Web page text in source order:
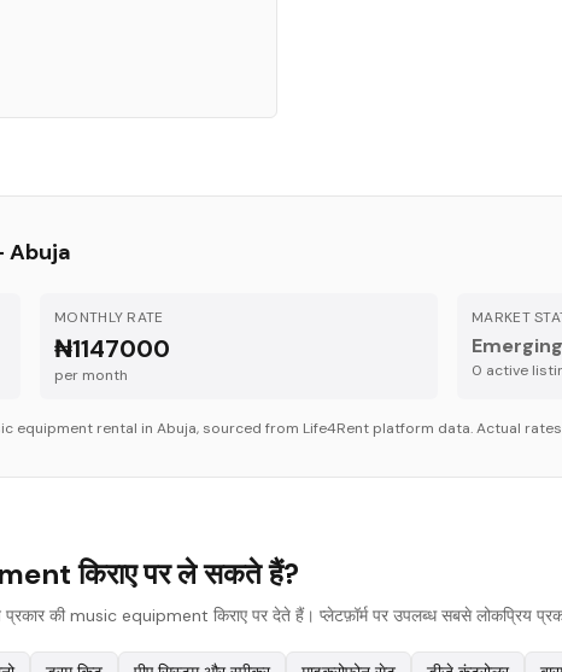
Abuja
MONTHLY RATE
₦1147000
per month
MARKET
0 active
equipment rental in Abuja, sourced from Life4Rent platform data. Actual
किराए पर ले सकते हैं?
की music equipment किराए पर देते हैं। प्लेटफ़ॉर्म पर उपलब्ध सबसे लोकप्रिय